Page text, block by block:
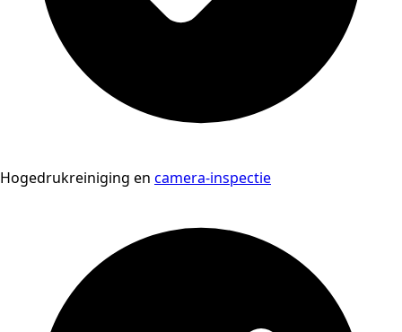
Hogedrukreiniging en camera-inspectie